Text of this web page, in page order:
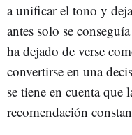
a unificar el tono y
antes solo se
ha dejado de verse
convertirse en una
se tiene en cuenta que
recomendación